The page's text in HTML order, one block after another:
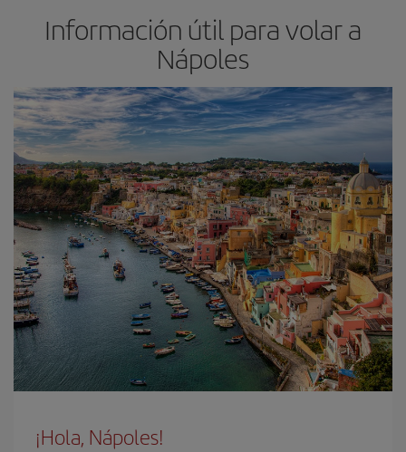
Información útil para volar a
Nápoles
¡Hola, Nápoles!